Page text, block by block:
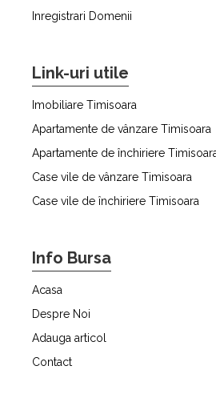
Inregistrari Domenii
Link-uri utile
Imobiliare Timisoara
Apartamente de vânzare Timisoara
Apartamente de închiriere
Case vile de vânzare Timisoara
Case vile de închiriere Timisoara
Info Bursa
Acasa
Despre Noi
Adauga articol
Contact